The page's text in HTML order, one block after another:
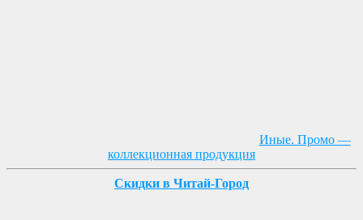
Иные. Промо —
коллекционная продукция
Скидки в Читай-Город